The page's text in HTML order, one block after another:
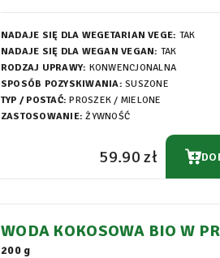
NADAJE SIĘ DLA WEGETARIAN VEGE: TAK
NADAJE SIĘ DLA WEGAN VEGAN: TAK
RODZAJ UPRAWY: KONWENCJONALNA
SPOSÓB POZYSKIWANIA: SUSZONE
TYP / POSTAĆ: PROSZEK / MIELONE
ZASTOSOWANIE: ŻYWNOŚĆ
59.90 zł
WODA KOKOSOWA BIO W
200 g